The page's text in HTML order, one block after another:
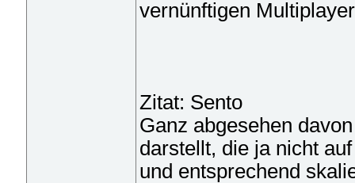
vernünftigen
Zitat: Sento
Ganz abgesehen
darstellt, die ja nicht
und entsprechend